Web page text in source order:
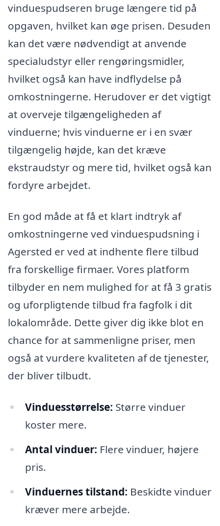
vinduespudseren bruge længere tid på
opgaven, hvilket kan øge prisen. Desuden
kan det være nødvendigt at anvende
specialudstyr eller rengøringsmidler,
hvilket også kan have indflydelse på
omkostningerne. Herudover er det vigtigt
at overveje tilgængeligheden af
vinduerne; hvis vinduerne er i en svær
tilgængelig højde, kan det kræve
ekstraudstyr og mere tid, hvilket også kan
fordyre arbejdet.
En god måde at få et klart indtryk af
omkostningerne ved vinduespudsning i
Agersted er ved at indhente flere tilbud
fra forskellige firmaer. Vores platform
tilbyder en nem mulighed for at få 3 gratis
og uforpligtende tilbud fra fagfolk i dit
lokalområde. Dette giver dig ikke blot en
chance for at sammenligne priser, men
også at vurdere kvaliteten af de tjenester,
der bliver tilbudt.
Vinduesstørrelse: Større vinduer
koster mere.
Antal vinduer: Flere vinduer, højere
pris.
Vinduernes tilstand: Beskidte vinduer
kræver mere arbejde.